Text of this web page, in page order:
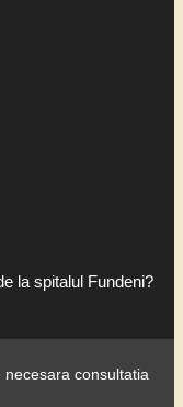
la spitalul Fundeni?
consultatia